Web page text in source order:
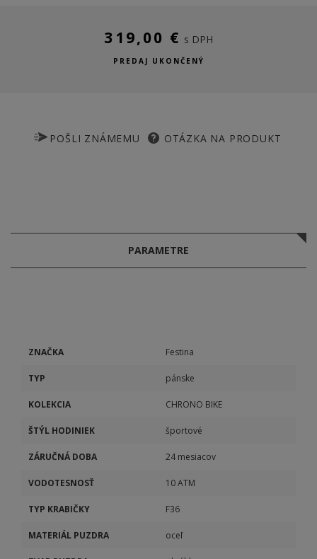
319,00 € s DPH
PREDAJ UKONČENÝ
POŠLI ZNÁMEMU OTÁZKA NA PRODUKT
PARAMETRE
ZNAČKA Festina
TYP pánske
KOLEKCIA CHRONO BIKE
ŠTÝL HODINIEK športové
ZÁRUČNÁ DOBA 24 mesiacov
VODOTESNOSŤ 10 ATM
TYP KRABIČKY F36
MATERIÁL PUZDRA oceľ